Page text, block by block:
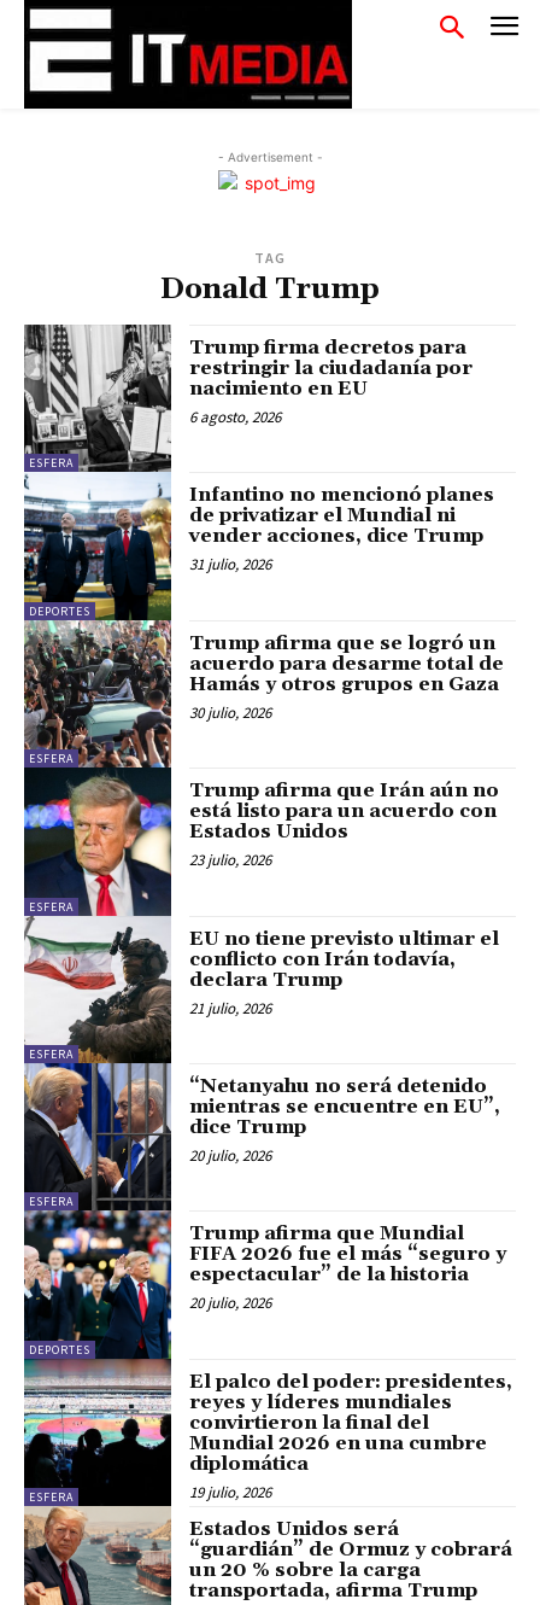
- Advertisement -
TAG
Donald Trump
ESFERA
Trump firma decretos para
restringir la ciudadanía por
nacimiento en EU
6 agosto, 2026
DEPORTES
Infantino no mencionó planes
de privatizar el Mundial ni
vender acciones, dice Trump
31 julio, 2026
ESFERA
Trump afirma que se logró un
acuerdo para desarme total de
Hamás y otros grupos en Gaza
30 julio, 2026
ESFERA
Trump afirma que Irán aún no
está listo para un acuerdo con
Estados Unidos
23 julio, 2026
ESFERA
EU no tiene previsto ultimar el
conflicto con Irán todavía,
declara Trump
21 julio, 2026
ESFERA
“Netanyahu no será detenido
mientras se encuentre en EU”,
dice Trump
20 julio, 2026
DEPORTES
Trump afirma que Mundial
FIFA 2026 fue el más “seguro y
espectacular” de la historia
20 julio, 2026
ESFERA
El palco del poder: presidentes,
reyes y líderes mundiales
convirtieron la final del
Mundial 2026 en una cumbre
diplomática
19 julio, 2026
Estados Unidos será
“guardián” de Ormuz y cobrará
un 20 % sobre la carga
transportada, afirma Trump